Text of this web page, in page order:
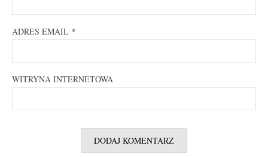
ADRES EMAIL *
WITRYNA INTERNETOWA